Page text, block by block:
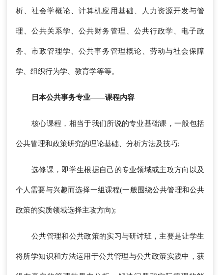
析、社会学概论、计算机应用基础、人力资源开发与管
理、公共关系学、公共财务管理、公共行政学、电子政
务、市政管理学、公共事务管理概论、劳动与社会保障
学、组织行为学、教育学等等。
日本公共事务专业——课程内容
核心课程，相当于我们所说的专业基础课，一般包括
公共管理和政策研究的理论基础、分析方法及技巧;
选修课，即学生根据自己的专业领域或主攻方向以及
个人需要与兴趣而选择一组课程(一般围绕公共管理和公共
政策的实质领域选择主攻方向);
公共管理和公共政策的实习与研讨班，主要是让学生
将所学知识和方法运用于公共管理与公共政策实践中，获